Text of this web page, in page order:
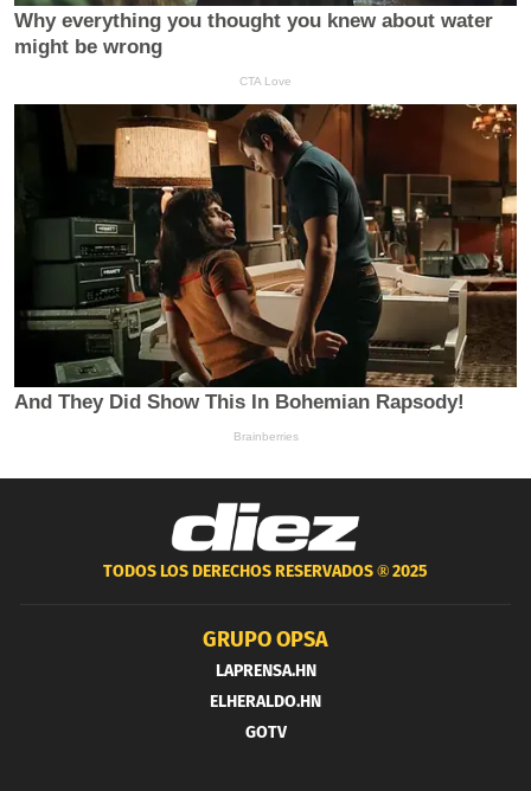
TODOS LOS DERECHOS RESERVADOS ®2025
GRUPO OPSA
LAPRENSA.HN
ELHERALDO.HN
GOTV